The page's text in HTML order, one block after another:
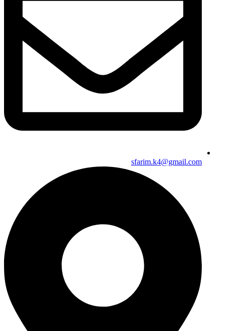
sfarim.k4@gmail.com